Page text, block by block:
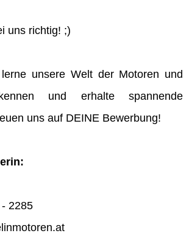
uns richtig! ;)
unsere Welt der Motoren und
und erhalte spannende
uns auf DEINE Bewerbung!
2285